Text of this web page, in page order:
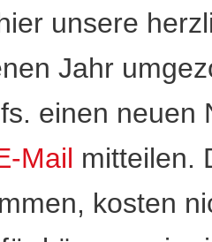
unsere
Jahr
einen neuen
Mail mitteilen.
kosten